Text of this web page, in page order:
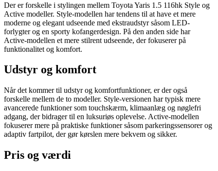
Der er forskelle i stylingen mellem Toyota Yaris 1.5 116hk Style og
Active modeller. Style-modellen har tendens til at have et mere
moderne og elegant udseende med ekstraudstyr såsom LED-
forlygter og en sporty kofangerdesign. På den anden side har
Active-modellen et mere stilrent udseende, der fokuserer på
funktionalitet og komfort.
Udstyr og komfort
Når det kommer til udstyr og komfortfunktioner, er der også
forskelle mellem de to modeller. Style-versionen har typisk mere
avancerede funktioner som touchskærm, klimaanlæg og nøglefri
adgang, der bidrager til en luksuriøs oplevelse. Active-modellen
fokuserer mere på praktiske funktioner såsom parkeringssensorer og
adaptiv fartpilot, der gør kørslen mere bekvem og sikker.
Pris og værdi